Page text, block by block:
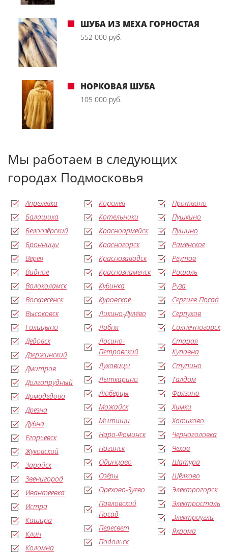
ШУБА ИЗ МЕХА ГОРНОСТАЯ
552 000 руб.
НОРКОВАЯ ШУБА
105 000 руб.
Мы работаем в следующих
городах Подмосковья
Апрелевка
Балашиха
Белоозёрский
Бронницы
Верея
Видное
Волоколамск
Воскресенск
Высоковск
Голицыно
Дедовск
Дзержинский
Дмитров
Долгопрудный
Домодедово
Дрезна
Дубна
Егорьевск
Жуковский
Зарайск
Звенигород
Ивантеевка
Истра
Кашира
Клин
Коломна
Королёв
Котельники
Красноармейск
Красногорск
Краснозаводск
Краснознаменск
Кубинка
Куровское
Ликино-Дулёво
Лобня
Лосино-
Петровский
Луховицы
Лыткарино
Люберцы
Можайск
Мытищи
Наро-Фоминск
Ногинск
Одинцово
Озёры
Орехово-Зуево
Павловский
Посад
Пересвет
Подольск
Протвино
Пушкино
Пущино
Раменское
Реутов
Рошаль
Руза
Сергиев Посад
Серпухов
Солнечногорск
Старая
Купавна
Ступино
Талдом
Фрязино
Химки
Хотьково
Черноголовка
Чехов
Шатура
Щёлково
Электрогорск
Электросталь
Электроугли
Яхрома